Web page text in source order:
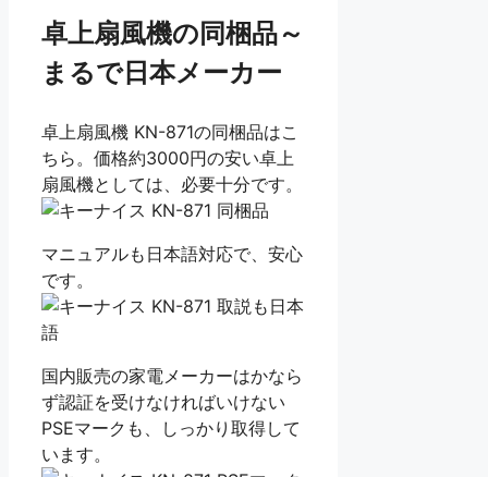
卓上扇風機の同梱品～
まるで日本メーカー
卓上扇風機 KN-871の同梱品はこ
ちら。価格約3000円の安い卓上
扇風機としては、必要十分です。
マニュアルも日本語対応で、安心
です。
国内販売の家電メーカーはかなら
ず認証を受けなければいけない
PSEマークも、しっかり取得して
います。